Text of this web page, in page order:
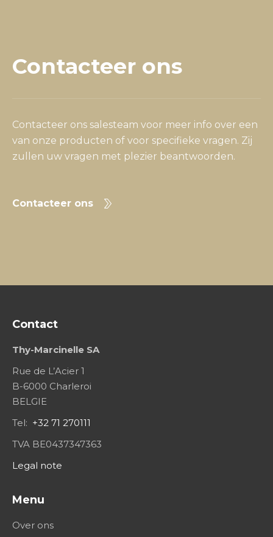
Contacteer ons
Contacteer ons salesteam voor meer info over een
van onze producten of voor specifieke vragen. Zij
zullen uw vragen met plezier beantwoorden.
Contacteer ons
Contact
Thy-Marcinelle SA
Rue de L’Acier 1
B-6000 Charleroi
BELGIE
Tel: +32 71 270111
TVA BE0437347363
Legal note
Menu
Over ons